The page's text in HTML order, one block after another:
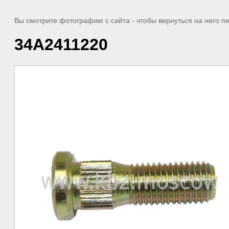
Вы смотрите фотографию с сайта - чтобы вернуться на него
34A2411220